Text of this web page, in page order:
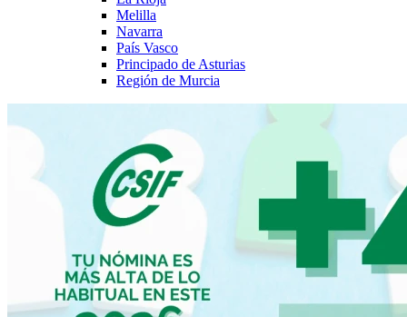
Melilla
Navarra
País Vasco
Principado de Asturias
Región de Murcia